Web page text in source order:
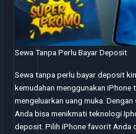
Sewa Tanpa Perlu Bayar Deposit
Sewa tanpa perlu bayar deposit
kemudahan menggunakan iPhone
mengeluarkan uang muka.
Anda bisa menikmati teknologi
deposit. Pilih iPhone favorit Anda